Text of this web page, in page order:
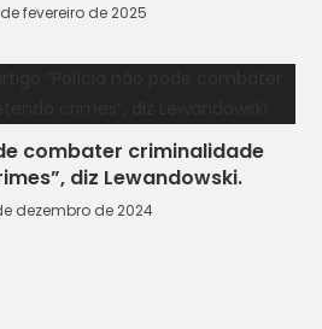
fevereiro de 2025
combater criminalidade
diz Lewandowski.
dezembro de 2024